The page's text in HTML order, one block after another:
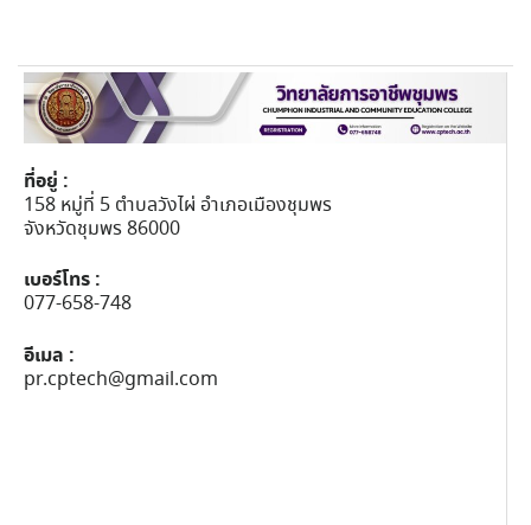
ที่อยู่ :
158 หมู่ที่ 5 ตำบลวังไผ่ อำเภอเมืองชุมพร
จังหวัดชุมพร 86000
เบอร์โทร :
077-658-748
อีเมล :
pr.cptech@gmail.com